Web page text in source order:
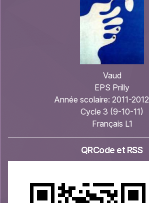
Vaud
EPS Prilly
Année scolaire: 2011-2012
Cycle 3 (9-10-11)
Français L1
QRCode et RSS